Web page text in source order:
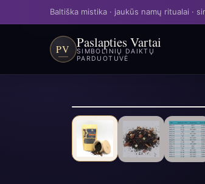
Baltiška mistika · jaukūs namų ritualai ·
PV Paslapties Vartai
SIMBOLINIŲ DAIKTŲ
PARDUOTUVĖ